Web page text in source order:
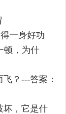
一身好功
顿，为什
？---答案：
坏，它是什